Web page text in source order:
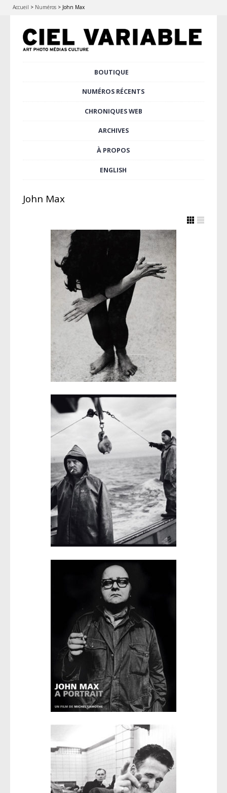
Accueil > Numéros > John Max
BOUTIQUE
NUMÉROS RÉCENTS
CHRONIQUES WEB
ARCHIVES
À PROPOS
ENGLISH
John Max